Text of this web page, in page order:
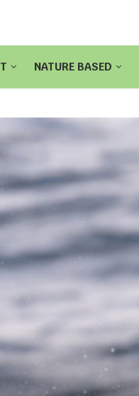
NATURE BASED